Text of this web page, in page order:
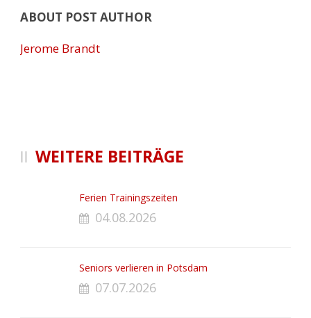
ABOUT POST AUTHOR
Jerome Brandt
WEITERE BEITRÄGE
Ferien Trainingszeiten
04.08.2026
Seniors verlieren in Potsdam
07.07.2026